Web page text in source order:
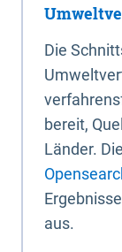
Die
bereit,
Länder.
aus.